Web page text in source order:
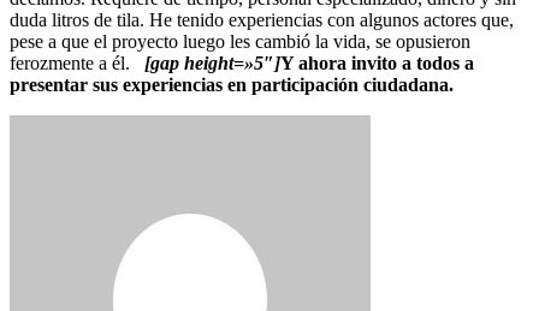
duda litros de tila. He tenido experiencias con algunos actores que,
pese a que el proyecto luego les cambió la vida, se opusieron
ferozmente a él. [gap height=»5″]Y ahora invito a todos a
presentar sus experiencias en participación ciudadana.